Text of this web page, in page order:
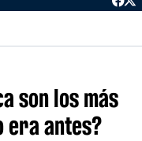
son los más
era antes?